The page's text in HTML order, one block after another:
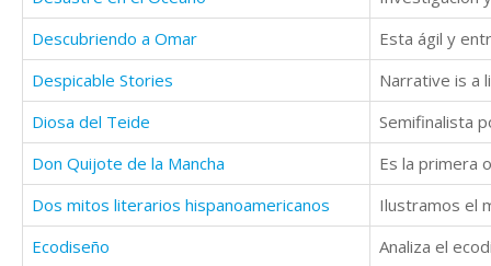
Descubriendo a Omar
Despicable Stories
Narrative is a
Diosa del Teide
Don Quijote de la Mancha
Dos mitos literarios hispanoamericanos
Ecodiseño